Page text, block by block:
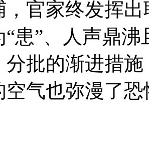
，官家终发挥
“患”、人声鼎
分批的渐进措
空气也弥漫了